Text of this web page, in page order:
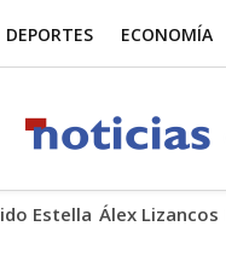
Estella Álex Lizancos
DEPORTES ECONOMÍA